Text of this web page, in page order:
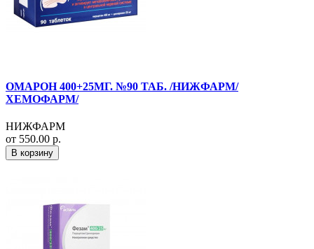
ОМАРОН 400+25МГ. №90 ТАБ. /НИЖФАРМ/
ХЕМОФАРМ/
НИЖФАРМ
от 550.00 р.
В корзину